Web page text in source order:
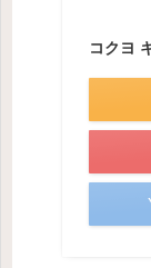
コクヨ